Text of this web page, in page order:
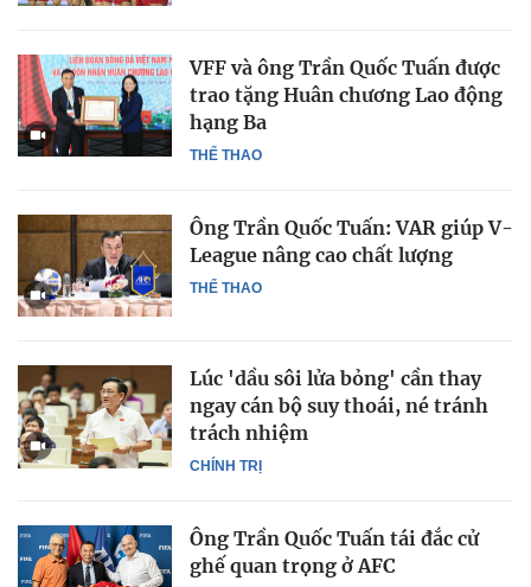
THỂ THAO
VFF và ông Trần Quốc Tuấn được
trao tặng Huân chương Lao động
hạng Ba
THỂ THAO
Ông Trần Quốc Tuấn: VAR giúp V-
League nâng cao chất lượng
CHÍNH TRỊ
Lúc 'dầu sôi lửa bỏng' cần thay
ngay cán bộ suy thoái, né tránh
trách nhiệm
Ông Trần Quốc Tuấn tái đắc cử
ghế quan trọng ở AFC